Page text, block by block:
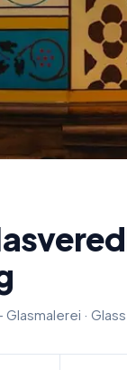
Glasmalerei ·